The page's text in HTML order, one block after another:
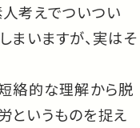
人考えでついつい
まいますが、実はそ
短絡的な理解から脱
というものを捉え